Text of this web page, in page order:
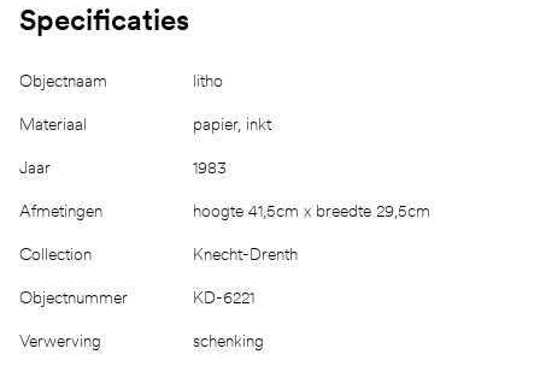
Specificaties
Objectnaam litho
Materiaal papier, inkt
Jaar 1983
Afmetingen hoogte 41,5cm x breedte 29,5cm
Collection Knecht-Drenth
Objectnummer KD-6221
Verwerving schenking